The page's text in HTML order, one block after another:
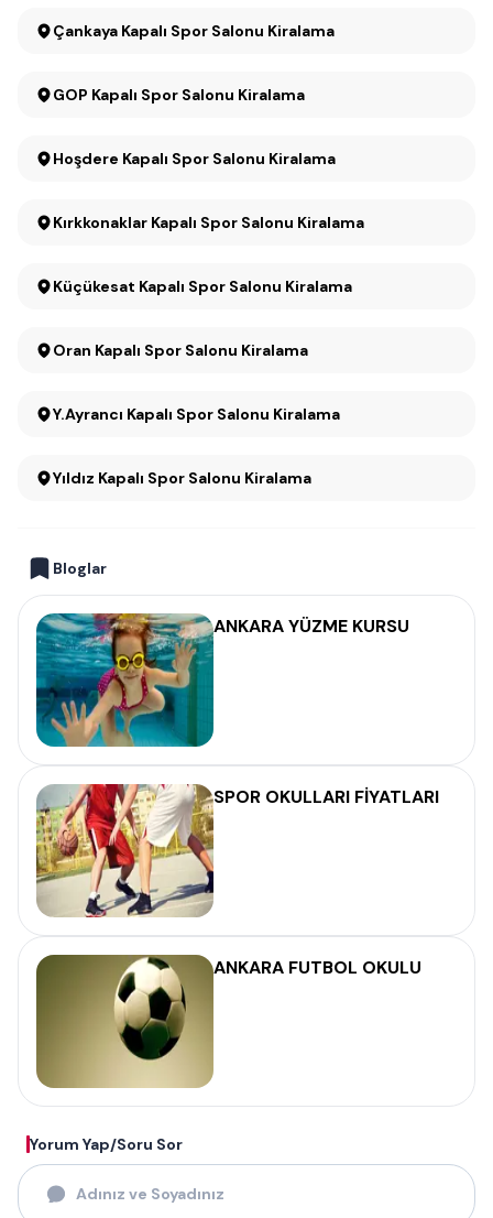
Çankaya Kapalı Spor Salonu Kiralama
GOP Kapalı Spor Salonu Kiralama
Hoşdere Kapalı Spor Salonu Kiralama
Kırkkonaklar Kapalı Spor Salonu Kiralama
Küçükesat Kapalı Spor Salonu Kiralama
Oran Kapalı Spor Salonu Kiralama
Y.Ayrancı Kapalı Spor Salonu Kiralama
Yıldız Kapalı Spor Salonu Kiralama
Bloglar
ANKARA YÜZME KURSU
SPOR OKULLARI FİYATLARI
ANKARA FUTBOL OKULU
Yorum Yap/Soru Sor